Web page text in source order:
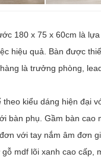
180 x 75 x 60cm là
hiệu quả. Bàn được
là trưởng phòng,
theo kiểu dáng hiện đại
bàn phụ. Gầm bàn cao
với tay nắm âm đơn
mdf lõi xanh cao cấp,